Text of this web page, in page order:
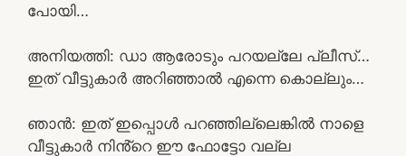
പോയി…
അനിയത്തി: ഡാ ആരോടും പറയല്ലേ പ്ലീസ്…
ഇത് വീട്ടുകാർ അറിഞ്ഞാൽ എന്നെ കൊല്ലും…
ഞാൻ: ഇത് ഇപ്പൊൾ പറഞ്ഞില്ലെങ്കിൽ നാളെ
വീട്ടുകാർ നിൻ്റെ ഈ ഫോട്ടോ വല്ല